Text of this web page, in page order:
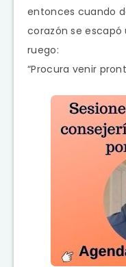
entonces cuando
corazón se
ruego:
“Procura venir